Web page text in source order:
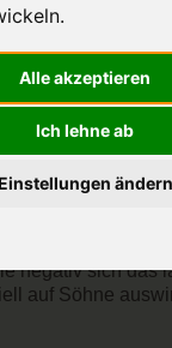
Alle akzeptieren
Ich lehne ab
ändern
meinen
zu mir kommen,
ablehnen. Diese
noch durch
negativ sich das
auf Söhne